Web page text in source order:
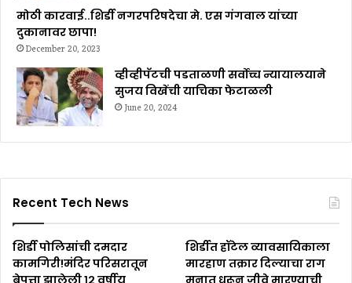
मोठी कारवाई..शिर्डी नगरपरिषदेचा मे. एस गंगवाल यांच्या
दुकानावर छापा!
December 20, 2023
व्हीव्हीपॅटची पडताळणी सर्वोच्च न्यायालयाने
सुजय विखेंची याचिका फेटाळली
June 20, 2024
Recent Tech News
शिर्डी पोलिसांची दमदार
कामगिरी!मंदिर परिसरातून
बेपत्ता झालेली १२ वर्षीय
शिर्डीत हॉटेल व्यावसायिकाला
मारहाण तक्रार दिल्याचा राग
मनात धरून जीवे मारण्याची